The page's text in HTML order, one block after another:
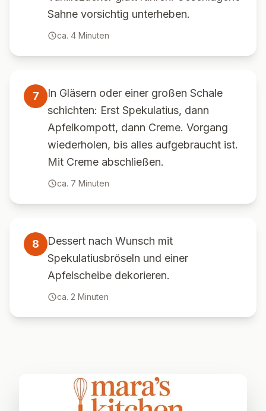
Sahne vorsichtig unterheben.
ca. 4 Minuten
7
In Gläsern oder einer großen Schale
schichten: Erst Spekulatius, dann
Apfelkompott, dann Creme. Vorgang
wiederholen, bis alles aufgebraucht ist.
Mit Creme abschließen.
ca. 7 Minuten
8
Dessert nach Wunsch mit
Spekulatiusbröseln und einer
Apfelscheibe dekorieren.
ca. 2 Minuten